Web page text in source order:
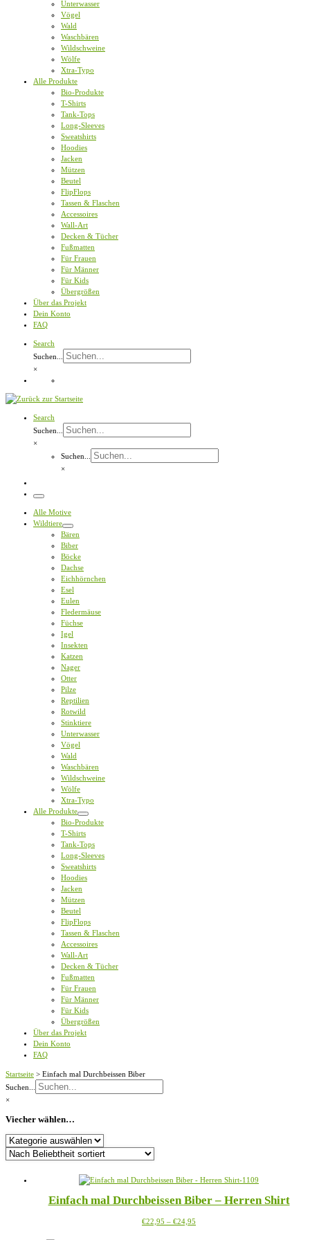
Unterwasser
Vögel
Wald
Waschbären
Wildschweine
Wölfe
Xtra-Typo
Alle Produkte
Bio-Produkte
T-Shirts
Tank-Tops
Long-Sleeves
Sweatshirts
Hoodies
Jacken
Mützen
Beutel
FlipFlops
Tassen & Flaschen
Accessoires
Wall-Art
Decken & Tücher
Fußmatten
Für Frauen
Für Männer
Für Kids
Übergrößen
Über das Projekt
Dein Konto
FAQ
Search
Suchen...
×
Search
Suchen...
×
Suchen...
×
Menü
Alle Motive
Wildtiere
Bären
Biber
Böcke
Dachse
Eichhörnchen
Esel
Eulen
Fledermäuse
Füchse
Igel
Insekten
Katzen
Nager
Otter
Pilze
Reptilien
Rotwild
Stinktiere
Unterwasser
Vögel
Wald
Waschbären
Wildschweine
Wölfe
Xtra-Typo
Alle Produkte
Bio-Produkte
T-Shirts
Tank-Tops
Long-Sleeves
Sweatshirts
Hoodies
Jacken
Mützen
Beutel
FlipFlops
Tassen & Flaschen
Accessoires
Wall-Art
Decken & Tücher
Fußmatten
Für Frauen
Für Männer
Für Kids
Übergrößen
Über das Projekt
Dein Konto
FAQ
Startseite > Einfach mal Durchbeissen Biber
Einfach mal Durchbeissen Biber – Herren Shirt
€22,95 – €24,95
Suchen...
×
Viecher wählen…
Viecher
wählen…